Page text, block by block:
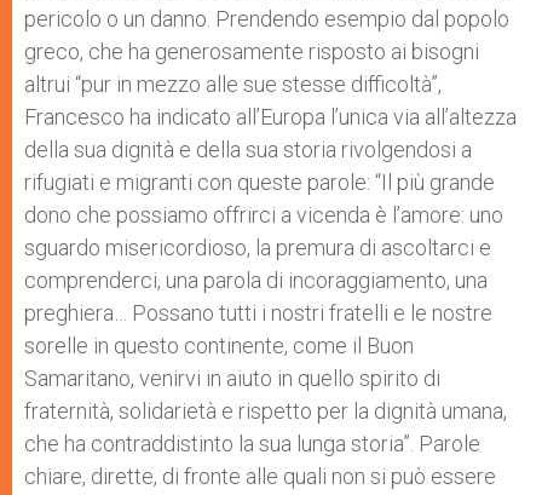
pericolo o un danno. Prendendo esempio dal popolo
greco, che ha generosamente risposto ai bisogni
altrui “pur in mezzo alle sue stesse difficoltà”,
Francesco ha indicato all’Europa l’unica via all’altezza
della sua dignità e della sua storia rivolgendosi a
rifugiati e migranti con queste parole: “Il più grande
dono che possiamo offrirci a vicenda è l’amore: uno
sguardo misericordioso, la premura di ascoltarci e
comprenderci, una parola di incoraggiamento, una
preghiera… Possano tutti i nostri fratelli e le nostre
sorelle in questo continente, come il Buon
Samaritano, venirvi in aiuto in quello spirito di
fraternità, solidarietà e rispetto per la dignità umana,
che ha contraddistinto la sua lunga storia”. Parole
chiare, dirette, di fronte alle quali non si può essere